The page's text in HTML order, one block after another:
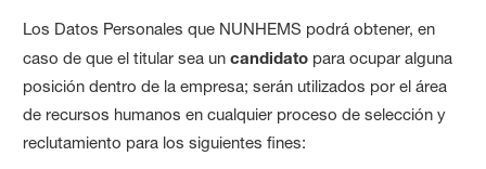
Los Datos Personales que NUNHEMS podrá obtener, en
caso de que el titular sea uncandidato para ocupar alguna
posición dentro de la empresa; serán utilizados por el área
de recursos humanos en cualquier proceso de selección y
reclutamiento para los siguientes fines: